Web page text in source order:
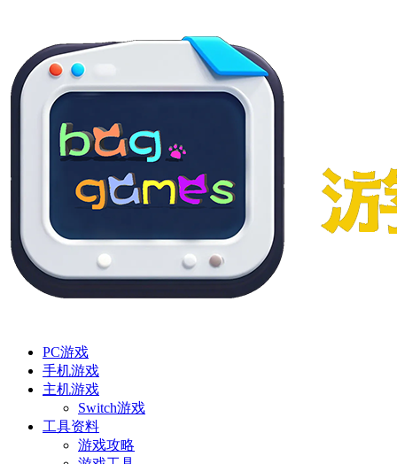
PC游戏
手机游戏
主机游戏
Switch游戏
工具资料
游戏攻略